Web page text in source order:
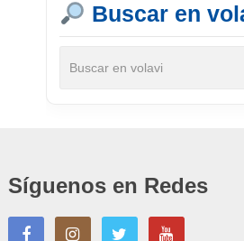
Buscar en
Síguenos en Redes